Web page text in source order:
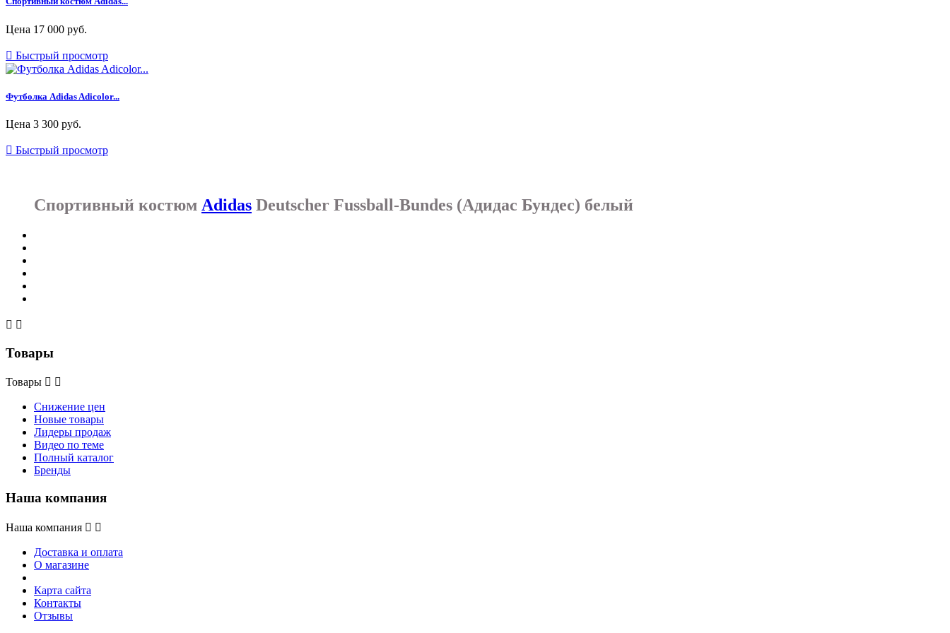
Цена 17 000 руб.
 Быстрый просмотр
Футболка Adidas Adicolor...
Цена 3 300 руб.
 Быстрый просмотр
Спортивный костюм Adidas Deutscher Fussball-Bundes (Адидаc Бундес) белый
 
Товары
Товары  
Снижение цен
Новые товары
Лидеры продаж
Видео по теме
Полный каталог
Бренды
Наша компания
Наша компания  
Доставка и оплата
О магазине
Карта сайта
Контакты
Отзывы